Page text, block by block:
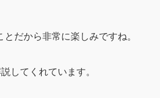
だから非常に楽しみですね。
してくれています。